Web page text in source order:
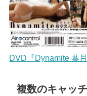
DVD『Dynamite 葉月
複数のキャッ